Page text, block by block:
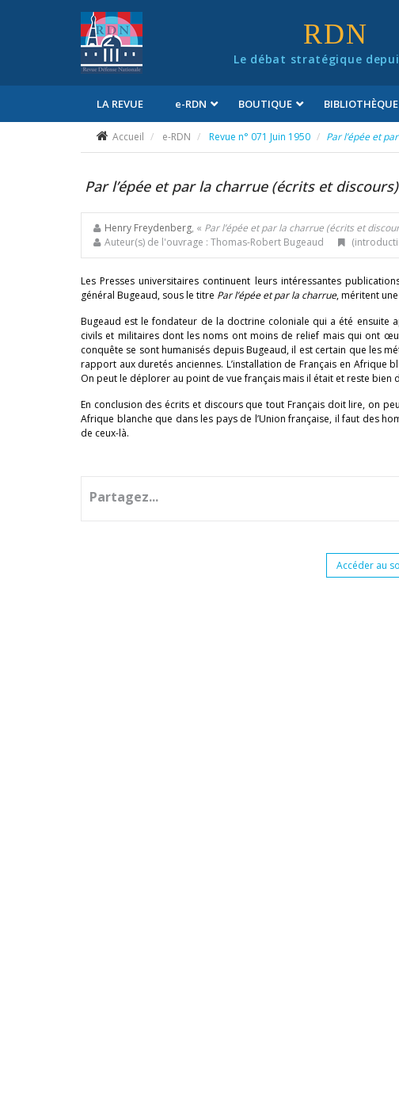
RDN
Le débat stratégique
LA REVUE e-RDN BOUTIQUE BIBLIOTHÈQUE
Accueil e-RDN Revue n° 071 Juin 1950 Par l’épée et
Par l’épée et par la charrue (écrits et discours)
Henry Freydenberg, « Par l’épée et par la charrue (écrits et
Auteur(s) de l'ouvrage : Thomas-Robert Bugeaud
Les Presses universitaires continuent leurs intéressantes
général Bugeaud, sous le titre Par l’épée et par la charrue, méritent
Bugeaud est le fondateur de la doctrine coloniale qui a été ensuite
civils et militaires dont les noms ont moins de relief mais qui ont
conquête se sont humanisés depuis Bugeaud, il est certain que les
rapport aux duretés anciennes. L’installation de Français en Afrique
On peut le déplorer au point de vue français mais il était et reste bien
En conclusion des écrits et discours que tout Français doit lire, on
Afrique blanche que dans les pays de l’Union française, il faut des
de ceux-là.
Partagez...
Accéder au